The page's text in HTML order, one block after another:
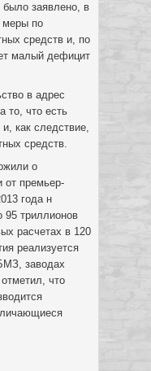
было заявлено, в
меры по
средств и, по
малый дефицит
в адрес
то, что есть
и, как следствие,
средств.
о
от премьер-
года н
95 триллионов
расчетах в 120
реализуется
заводах
что